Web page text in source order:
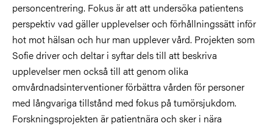
personcentrering. Fokus är att att undersöka patientens
perspektiv vad gäller upplevelser och förhållningssätt inför
hot mot hälsan och hur man upplever vård. Projekten som
Sofie driver och deltar i syftar dels till att beskriva
upplevelser men också till att genom olika
omvårdnadsinterventioner förbättra vården för personer
med långvariga tillstånd med fokus på tumörsjukdom.
Forskningsprojekten är patientnära och sker i nära